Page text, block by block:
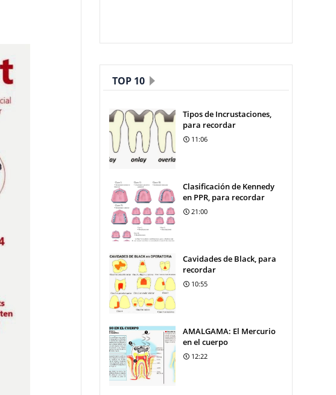
TOP 10
Tipos de Incrustaciones,
para recordar
11:06
Clasificación de Kennedy
en PPR, para recordar
21:00
Cavidades de Black, para
recordar
10:55
AMALGAMA: El Mercurio
en el cuerpo
12:22